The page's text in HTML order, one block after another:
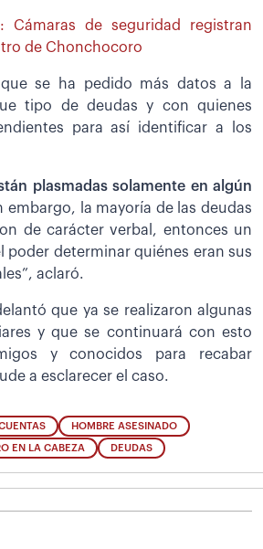
Cámaras de seguridad registran
de Chonchocoro
se ha pedido más datos a la
tipo de deudas y con quienes
para así identificar a los
plasmadas solamente en algún
embargo, la mayoría de las deudas
de carácter verbal, entonces un
poder determinar quiénes eran sus
aclaró.
que ya se realizaron algunas
y que se continuará con esto
y conocidos para recabar
a esclarecer el caso.
HOMBRE ASESINADO
EN LA CABEZA DEUDAS